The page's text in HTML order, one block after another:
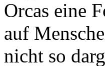
Orcas eine
auf
nicht so